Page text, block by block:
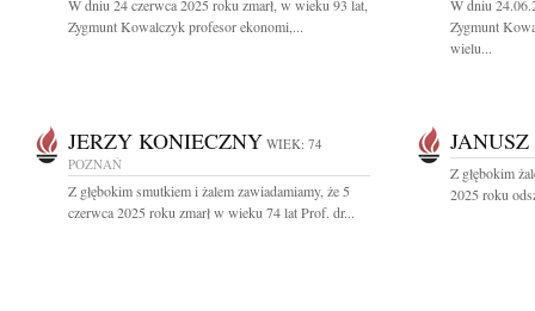
W dniu 24 czerwca 2025 roku zmarł, w wieku 93 lat,
Zygmunt Kowalczyk profesor ekonomi,...
W dniu
Zygmunt
wielu...
JERZY KONIECZNY WIEK: 74
POZNAŃ
Z głębokim smutkiem i żalem zawiadamiamy, że 5
czerwca 2025 roku zmarł w wieku 74 lat Prof. dr...
Z głębokim
2025 roku